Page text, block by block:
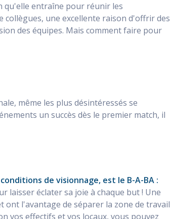
qu'elle entraîne pour réunir les
collègues, une excellente raison d'offrir des
des équipes. Mais comment faire pour
même les plus désintéressés se
un succès dès le premier match, il
de visionnage, est le B-A-BA :
laisser éclater sa joie à chaque but ! Une
ont l'avantage de séparer la zone de travail
vos effectifs et vos locaux, vous pouvez